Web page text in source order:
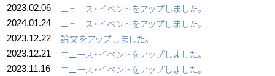
2023.02.06 ニュース・イベントをアップしました。
2024.01.24 ニュース・イベントをアップしました。
2023.12.22 論文をアップしました。
2023.12.21 ニュース・イベントをアップしました。
2023.11.16 ニュース・イベントをアップしました。